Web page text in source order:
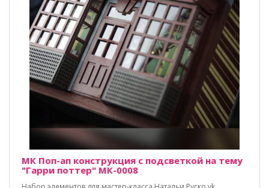
МК Поп-ап конструкция с подсветкой на тему
"Гарри поттер" МК-0008